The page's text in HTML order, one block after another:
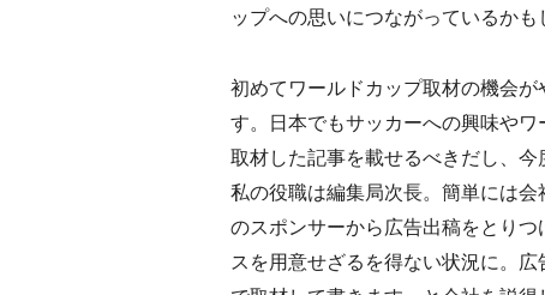
ップへの思いにつながっているかも
初めてワールドカップ取材の機会
す。日本でもサッカーへの興味や
取材した記事を載せるべきだし、今
私の役職は編集局次長。簡単には
のスポンサーから広告出稿をとり
スを用意せざるを得ない状況に。